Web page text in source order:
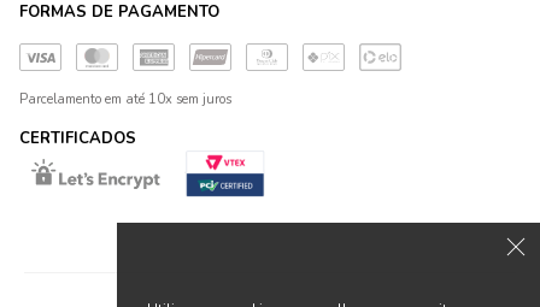
FORMAS DE PAGAMENTO
Parcelamento em até 10x sem juros
CERTIFICADOS